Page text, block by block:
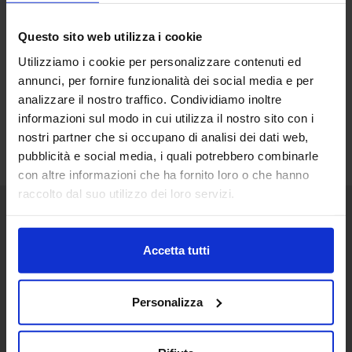
Questo sito web utilizza i cookie
Utilizziamo i cookie per personalizzare contenuti ed
annunci, per fornire funzionalità dei social media e per
analizzare il nostro traffico. Condividiamo inoltre
informazioni sul modo in cui utilizza il nostro sito con i
nostri partner che si occupano di analisi dei dati web,
pubblicità e social media, i quali potrebbero combinarle
con altre informazioni che ha fornito loro o che hanno
raccolto dal suo utilizzo dei loro servizi.
Accetta tutti
Personalizza
+ 39 02.332039460